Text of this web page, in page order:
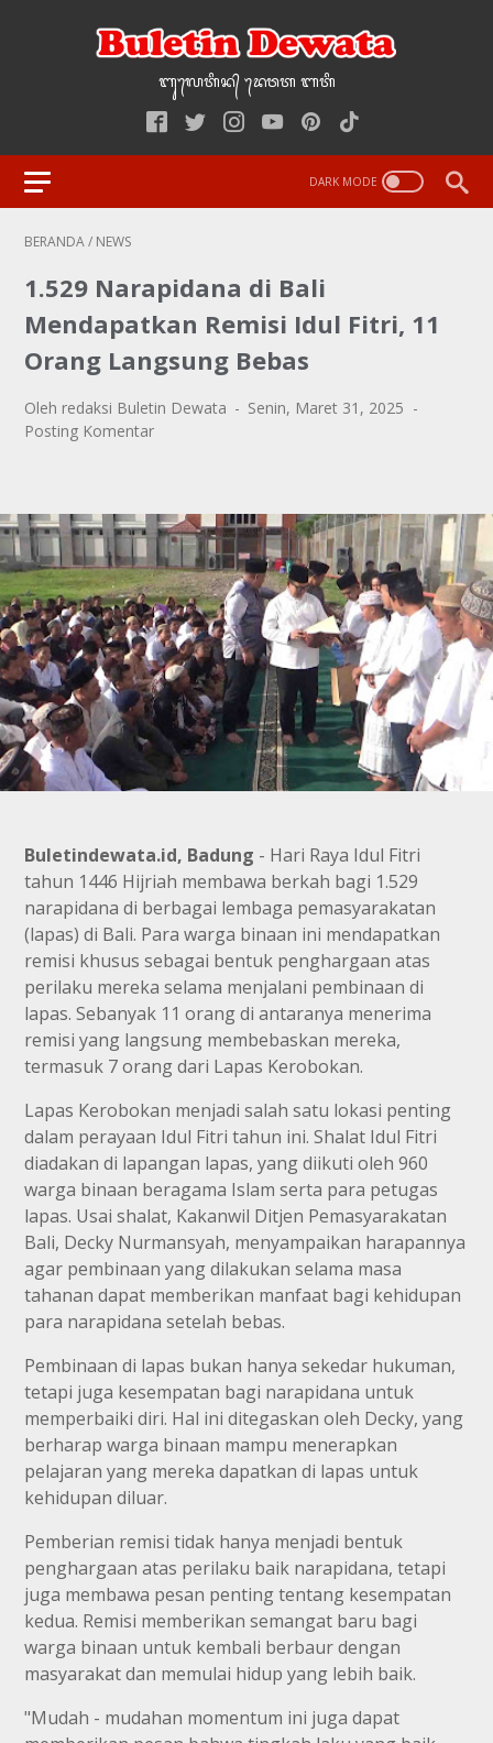
ᬩᬸ᭢ᬮᬢᬶᬦ᭄‌ ᭢ᬤᬯᬢ‌‌‌ ᬩᬢᬶ
BERANDA/ NEWS
1.529 Narapidana di Bali
Mendapatkan Remisi Idul Fitri, 11
Orang Langsung Bebas
Oleh redaksi Buletin Dewata
Senin, Maret 31, 2025
Posting Komentar
Buletindewata.id, Badung - Hari Raya Idul Fitri
tahun 1446 Hijriah membawa berkah bagi 1.529
narapidana di berbagai lembaga pemasyarakatan
(lapas) di Bali. Para warga binaan ini mendapatkan
remisi khusus sebagai bentuk penghargaan atas
perilaku mereka selama menjalani pembinaan di
lapas. Sebanyak 11 orang di antaranya menerima
remisi yang langsung membebaskan mereka,
termasuk 7 orang dari Lapas Kerobokan.
Lapas Kerobokan menjadi salah satu lokasi penting
dalam perayaan Idul Fitri tahun ini. Shalat Idul Fitri
diadakan di lapangan lapas, yang diikuti oleh 960
warga binaan beragama Islam serta para petugas
lapas. Usai shalat, Kakanwil Ditjen Pemasyarakatan
Bali, Decky Nurmansyah, menyampaikan harapannya
agar pembinaan yang dilakukan selama masa
tahanan dapat memberikan manfaat bagi kehidupan
para narapidana setelah bebas.
Pembinaan di lapas bukan hanya sekedar hukuman,
tetapi juga kesempatan bagi narapidana untuk
memperbaiki diri. Hal ini ditegaskan oleh Decky, yang
berharap warga binaan mampu menerapkan
pelajaran yang mereka dapatkan di lapas untuk
kehidupan diluar.
Pemberian remisi tidak hanya menjadi bentuk
penghargaan atas perilaku baik narapidana, tetapi
juga membawa pesan penting tentang kesempatan
kedua. Remisi memberikan semangat baru bagi
warga binaan untuk kembali berbaur dengan
masyarakat dan memulai hidup yang lebih baik.
"Mudah - mudahan momentum ini juga dapat